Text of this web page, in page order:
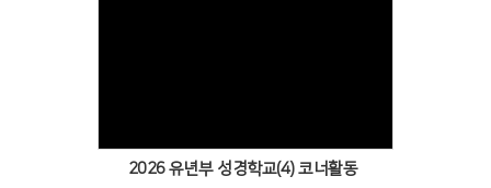
2026 유년부 성경학교(4) 코너활동